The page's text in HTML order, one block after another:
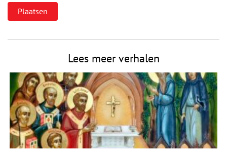
Lees meer verhalen